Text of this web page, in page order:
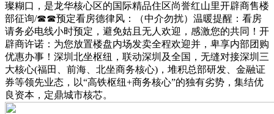
璨糊口，是龙华核心区的国际精品住区尚誉红山里开辟商售楼
部征询/☎☎预定看房德律风：（中介勿扰）温暖提醒：看房
请务必电线小时预定，避免姑且无人欢迎，感激您的共同！开
辟商许诺：为您放置楼盘内场发卖全程欢迎并，卑享内部团购
优惠办事！深圳北坐枢纽，联动深圳及全国，无缝对接深圳三
大核心(福田、前海、北坐商务核心)，堆积总部研发、金融证
券等领先业态，以“高铁枢纽+商务核心”的独有劣势，集结优
良资本，定鼎城市核芯。